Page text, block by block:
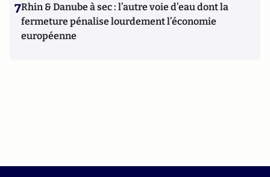
7Rhin & Danube à sec : l’autre voie d’eau dont la
fermeture pénalise lourdement l’économie
européenne